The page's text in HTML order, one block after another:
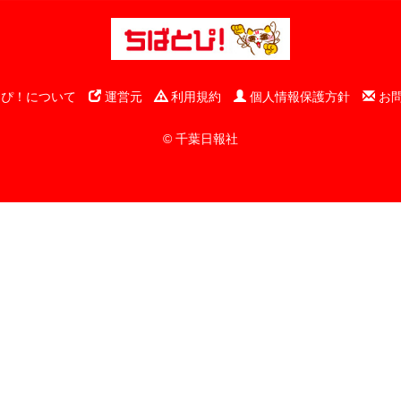
！について 運営元 利用規約 個人情報保護方針 お
© 千葉日報社